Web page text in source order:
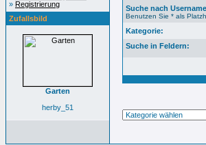
» Registrierung
Zufallsbild
Garten
herby_51
Suche nach
Benutzen Sie * als
Kategorie:
Suche in Feldern: